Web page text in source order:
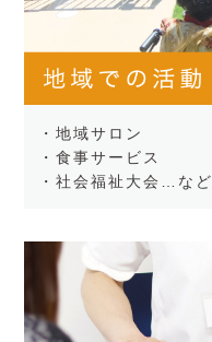
・地域サロン
・食事サービス
・社会福祉大会…など